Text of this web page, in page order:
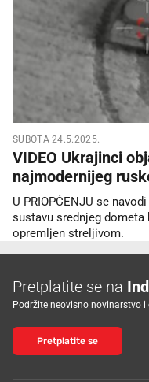
SUBOTA 24.5.2025.
VIDEO Ukrajinci
najmodernijeg
U PRIOPĆENJU se
sustavu srednjeg
opremljen streljivom.
Pretplatite se na
Podržite neovisno novinarstvo i
Pretplatite se